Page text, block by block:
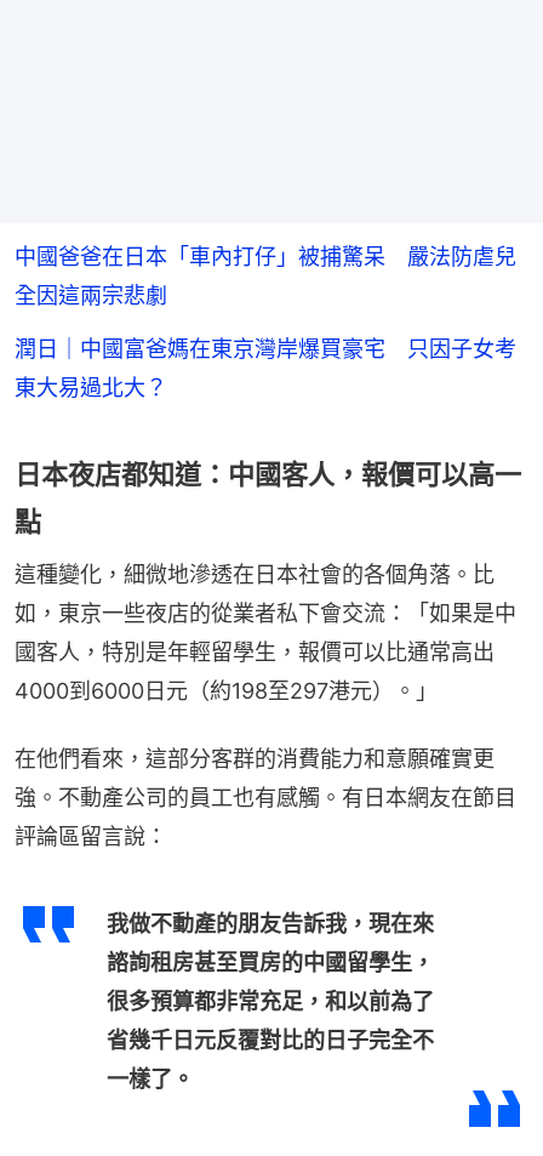
中國爸爸在日本「車內打仔」被捕驚呆 嚴法防虐兒
全因這兩宗悲劇
潤日｜中國富爸媽在東京灣岸爆買豪宅 只因子女考
東大易過北大？
日本夜店都知道：中國客人，報價可以高一
點
這種變化，細微地滲透在日本社會的各個角落。比
如，東京一些夜店的從業者私下會交流：「如果是中
國客人，特別是年輕留學生，報價可以比通常高出
4000到6000日元（約198至297港元）。」
在他們看來，這部分客群的消費能力和意願確實更
強。不動產公司的員工也有感觸。有日本網友在節目
評論區留言說：
我做不動產的朋友告訴我，現在來
諮詢租房甚至買房的中國留學生，
很多預算都非常充足，和以前為了
省幾千日元反覆對比的日子完全不
一樣了。